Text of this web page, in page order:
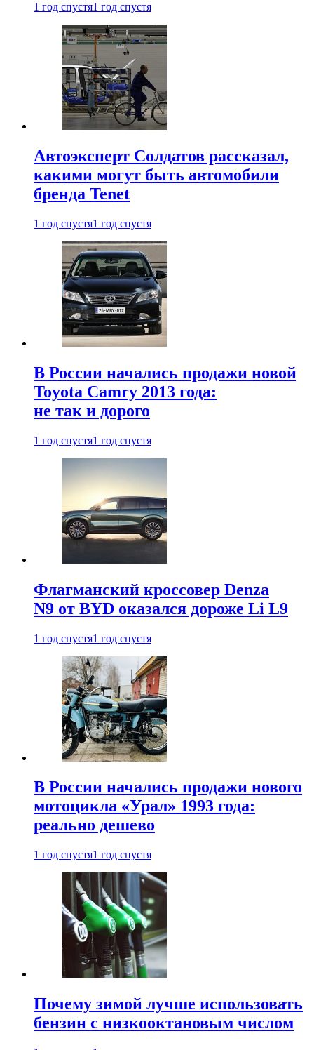
1 год спустя1 год спустя
Автоэксперт Солдатов рассказал,
какими могут быть автомобили
бренда Tenet
1 год спустя1 год спустя
В России начались продажи новой
Toyota Camry 2013 года:
не так и дорого
1 год спустя1 год спустя
Флагманский кроссовер Denza
N9 от BYD оказался дороже Li L9
1 год спустя1 год спустя
В России начались продажи нового
мотоцикла «Урал» 1993 года:
реально дешево
1 год спустя1 год спустя
Почему зимой лучше использовать
бензин с низкооктановым числом